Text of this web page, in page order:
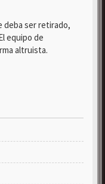
deba ser retirado,
equipo de
altruista.